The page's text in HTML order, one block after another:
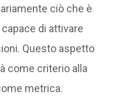
ciò che è
di attivare
Questo aspetto
come criterio alla
metrica.